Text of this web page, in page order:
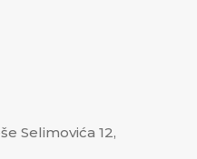
Selimovića 12,